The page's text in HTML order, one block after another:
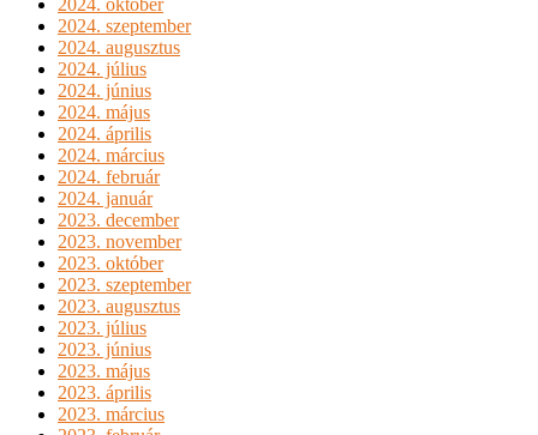
2024. október
2024. szeptember
2024. augusztus
2024. július
2024. június
2024. május
2024. április
2024. március
2024. február
2024. január
2023. december
2023. november
2023. október
2023. szeptember
2023. augusztus
2023. július
2023. június
2023. május
2023. április
2023. március